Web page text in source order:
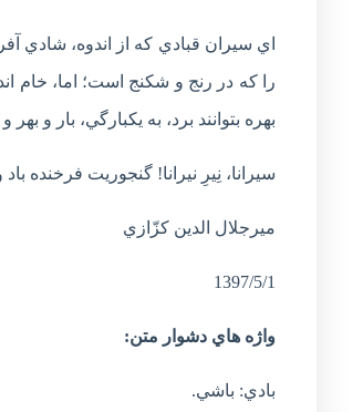
اي سيران قبادي که از اندوه، شادي
را که در رنج و شکنج است؛ اما، خام
بهره بتوانند برد، به يکبارگي، بار و بهر
سيرانا، نِيرِ نيرانا! گنجوريت فرخنده
ميرجلال الدين کزّازي
1397/5/1
واژه هاي دشوار متن:
بادي: باشي.